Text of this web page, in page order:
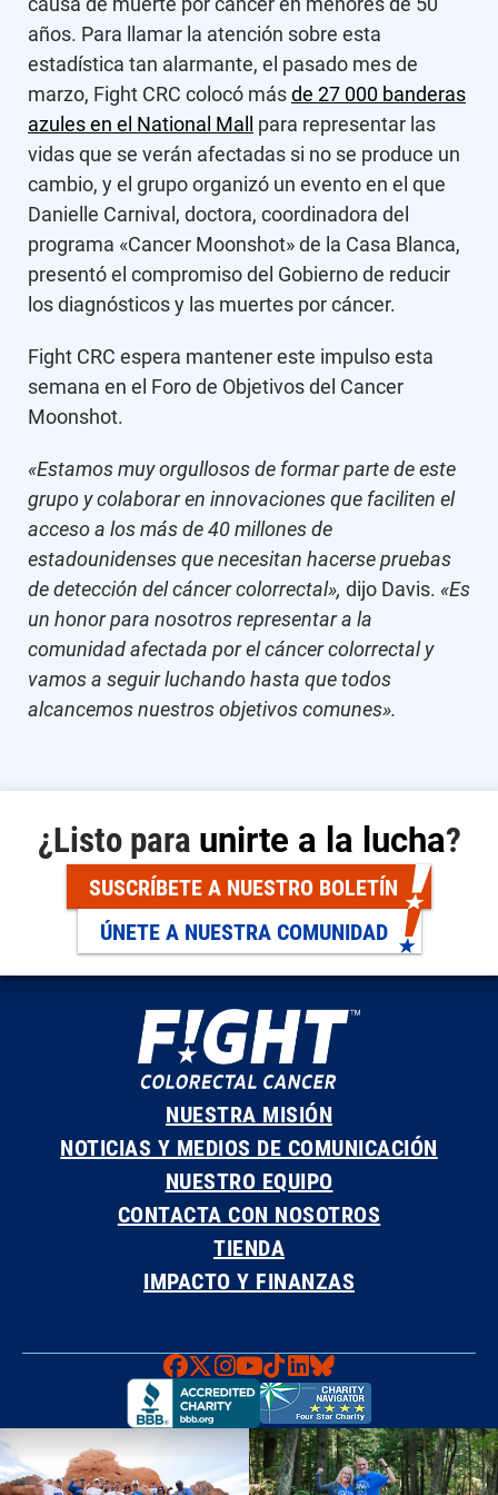
años. Para llamar la atención sobre esta
estadística tan alarmante, el pasado mes de
marzo, Fight CRC colocó másde 27 000 banderas
azules en el National Mall para representar las
vidas que se verán afectadas si no se produce un
cambio, y el grupo organizó un evento en el que
Danielle Carnival, doctora, coordinadora del
programa «Cancer Moonshot» de la Casa Blanca,
presentó el compromiso del Gobierno de reducir
los diagnósticos y las muertes por cáncer.
Fight CRC espera mantener este impulso esta
semana en el Foro de Objetivos del Cancer
Moonshot.
«Estamos muy orgullosos de formar parte de este
grupo y colaborar en innovaciones que faciliten el
acceso a los más de 40 millones de
estadounidenses que necesitan hacerse pruebas
de detección del cáncer colorrectal», dijo Davis. «Es
un honor para nosotros representar a la
comunidad afectada por el cáncer colorrectal y
vamos a seguir luchando hasta que todos
alcancemos nuestros objetivos comunes».
¿Listo para unirte a la lucha?
SUSCRÍBETE A NUESTRO BOLETÍN
ÚNETE A NUESTRA COMUNIDAD
NUESTRA MISIÓN
NOTICIAS Y MEDIOS DE COMUNICACIÓN
NUESTRO EQUIPO
CONTACTA CON NOSOTROS
TIENDA
IMPACTO Y FINANZAS
Faceboook
X Instagram
YouTube
TikTok
LinkedIn
Bluesky